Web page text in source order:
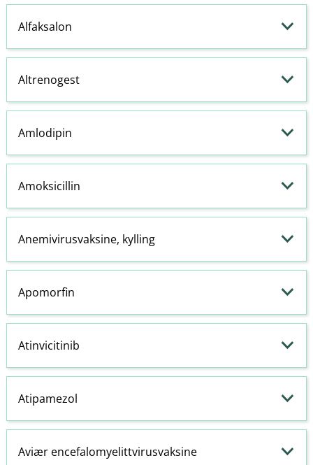
Alfaksalon
Altrenogest
Amlodipin
Amoksicillin
Anemivirusvaksine, kylling
Apomorfin
Atinvicitinib
Atipamezol
Aviær encefalomyelittvirusvaksine